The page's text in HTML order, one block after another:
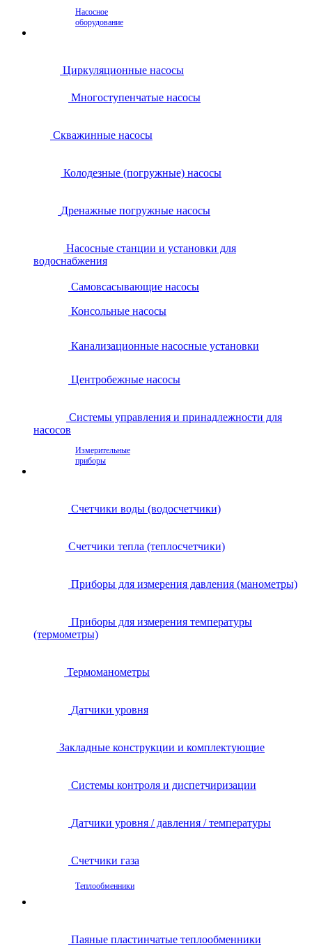
Насосное
оборудование
Циркуляционные насосы
Многоступенчатые насосы
Скважинные насосы
Колодезные (погружные) насосы
Дренажные погружные насосы
Насосные станции и установки для
водоснабжения
Самовсасывающие насосы
Консольные насосы
Канализационные насосные установки
Центробежные насосы
Системы управления и принадлежности для
насосов
Измерительные
приборы
Счетчики воды (водосчетчики)
Счетчики тепла (теплосчетчики)
Приборы для измерения давления (манометры)
Приборы для измерения температуры
(термометры)
Термоманометры
Датчики уровня
Закладные конструкции и комплектующие
Системы контроля и диспетчиризации
Датчики уровня / давления / температуры
Счетчики газа
Теплообменники
Паяные пластинчатые теплообменники